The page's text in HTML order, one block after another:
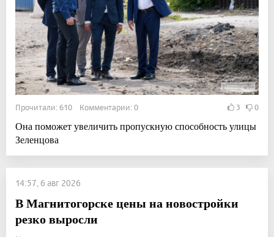
Прочитали: 610 Комментарии: 0 3 0
Она поможет увеличить пропускную способность улицы
Зеленцова
14:57, 6 авг 2026
В Магнитогорске цены на новостройки
резко выросли